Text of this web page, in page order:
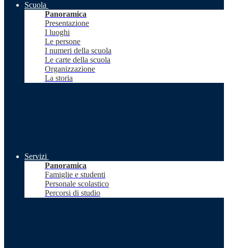
Scuola
Panoramica
Presentazione
I luoghi
Le persone
I numeri della scuola
Le carte della scuola
Organizzazione
La storia
Servizi
Panoramica
Famiglie e studenti
Personale scolastico
Percorsi di studio